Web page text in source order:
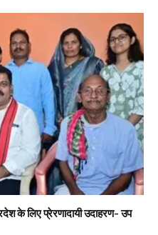
के लिए प्रेरणादायी उदाहरण- उप